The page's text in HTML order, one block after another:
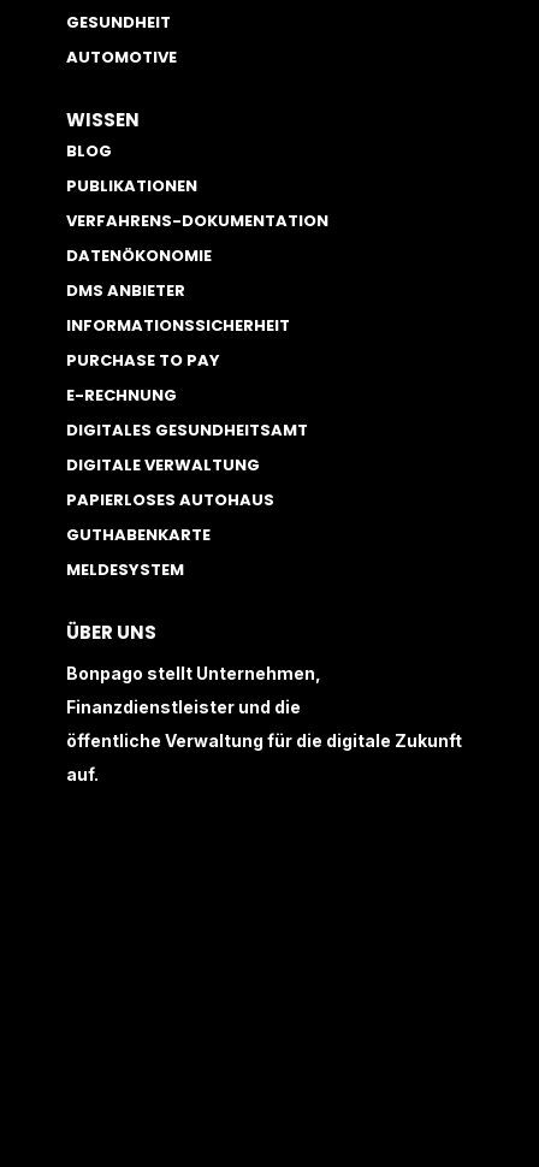
GESUNDHEIT
AUTOMOTIVE
WISSEN
BLOG
PUBLIKATIONEN
VERFAHRENS-DOKUMENTATION
DATENÖKONOMIE
DMS ANBIETER
INFORMATIONSSICHERHEIT
PURCHASE TO PAY
E-RECHNUNG
DIGITALES GESUNDHEITSAMT
DIGITALE VERWALTUNG
PAPIERLOSES AUTOHAUS
GUTHABENKARTE
MELDESYSTEM
ÜBER UNS
Bonpago stellt Unternehmen,
Finanzdienstleister und die
öffentliche Verwaltung für die digitale Zukunft
auf.